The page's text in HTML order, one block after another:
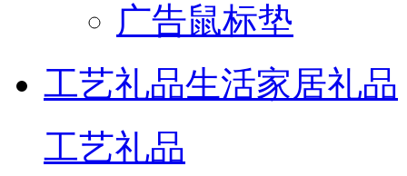
广告鼠标垫
工艺礼品生活家居礼品
工艺礼品